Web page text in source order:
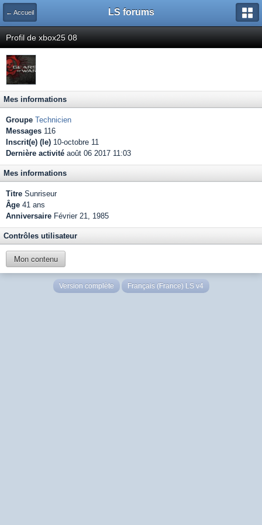
← Accueil LS forums
Profil de xbox25 08
Mes informations
Groupe Technicien
Messages 116
Inscrit(e) (le) 10-octobre 11
Dernière activité août 06 2017 11:03
Mes informations
Titre Sunriseur
Âge 41 ans
Anniversaire Février 21, 1985
Contrôles utilisateur
Mon contenu
Version complète Français (France) LS v4